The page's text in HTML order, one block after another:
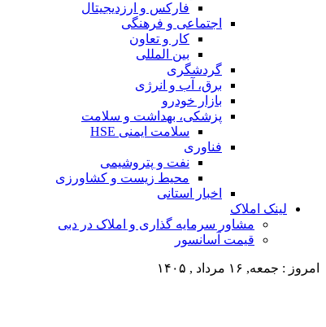
فارکس و ارزدیجیتال
اجتماعی و فرهنگی
کار و تعاون
بین المللی
گردشگری
برق، آب و انرژی
بازار خودرو
پزشکی، بهداشت و سلامت
سلامت ایمنی HSE
فناوری
نفت و پتروشیمی
محیط زیست و کشاورزی
اخبار استانی
لینک املاک
مشاور سرمایه گذاری و املاک در دبی
قیمت آسانسور
امروز : جمعه, ۱۶ مرداد , ۱۴۰۵